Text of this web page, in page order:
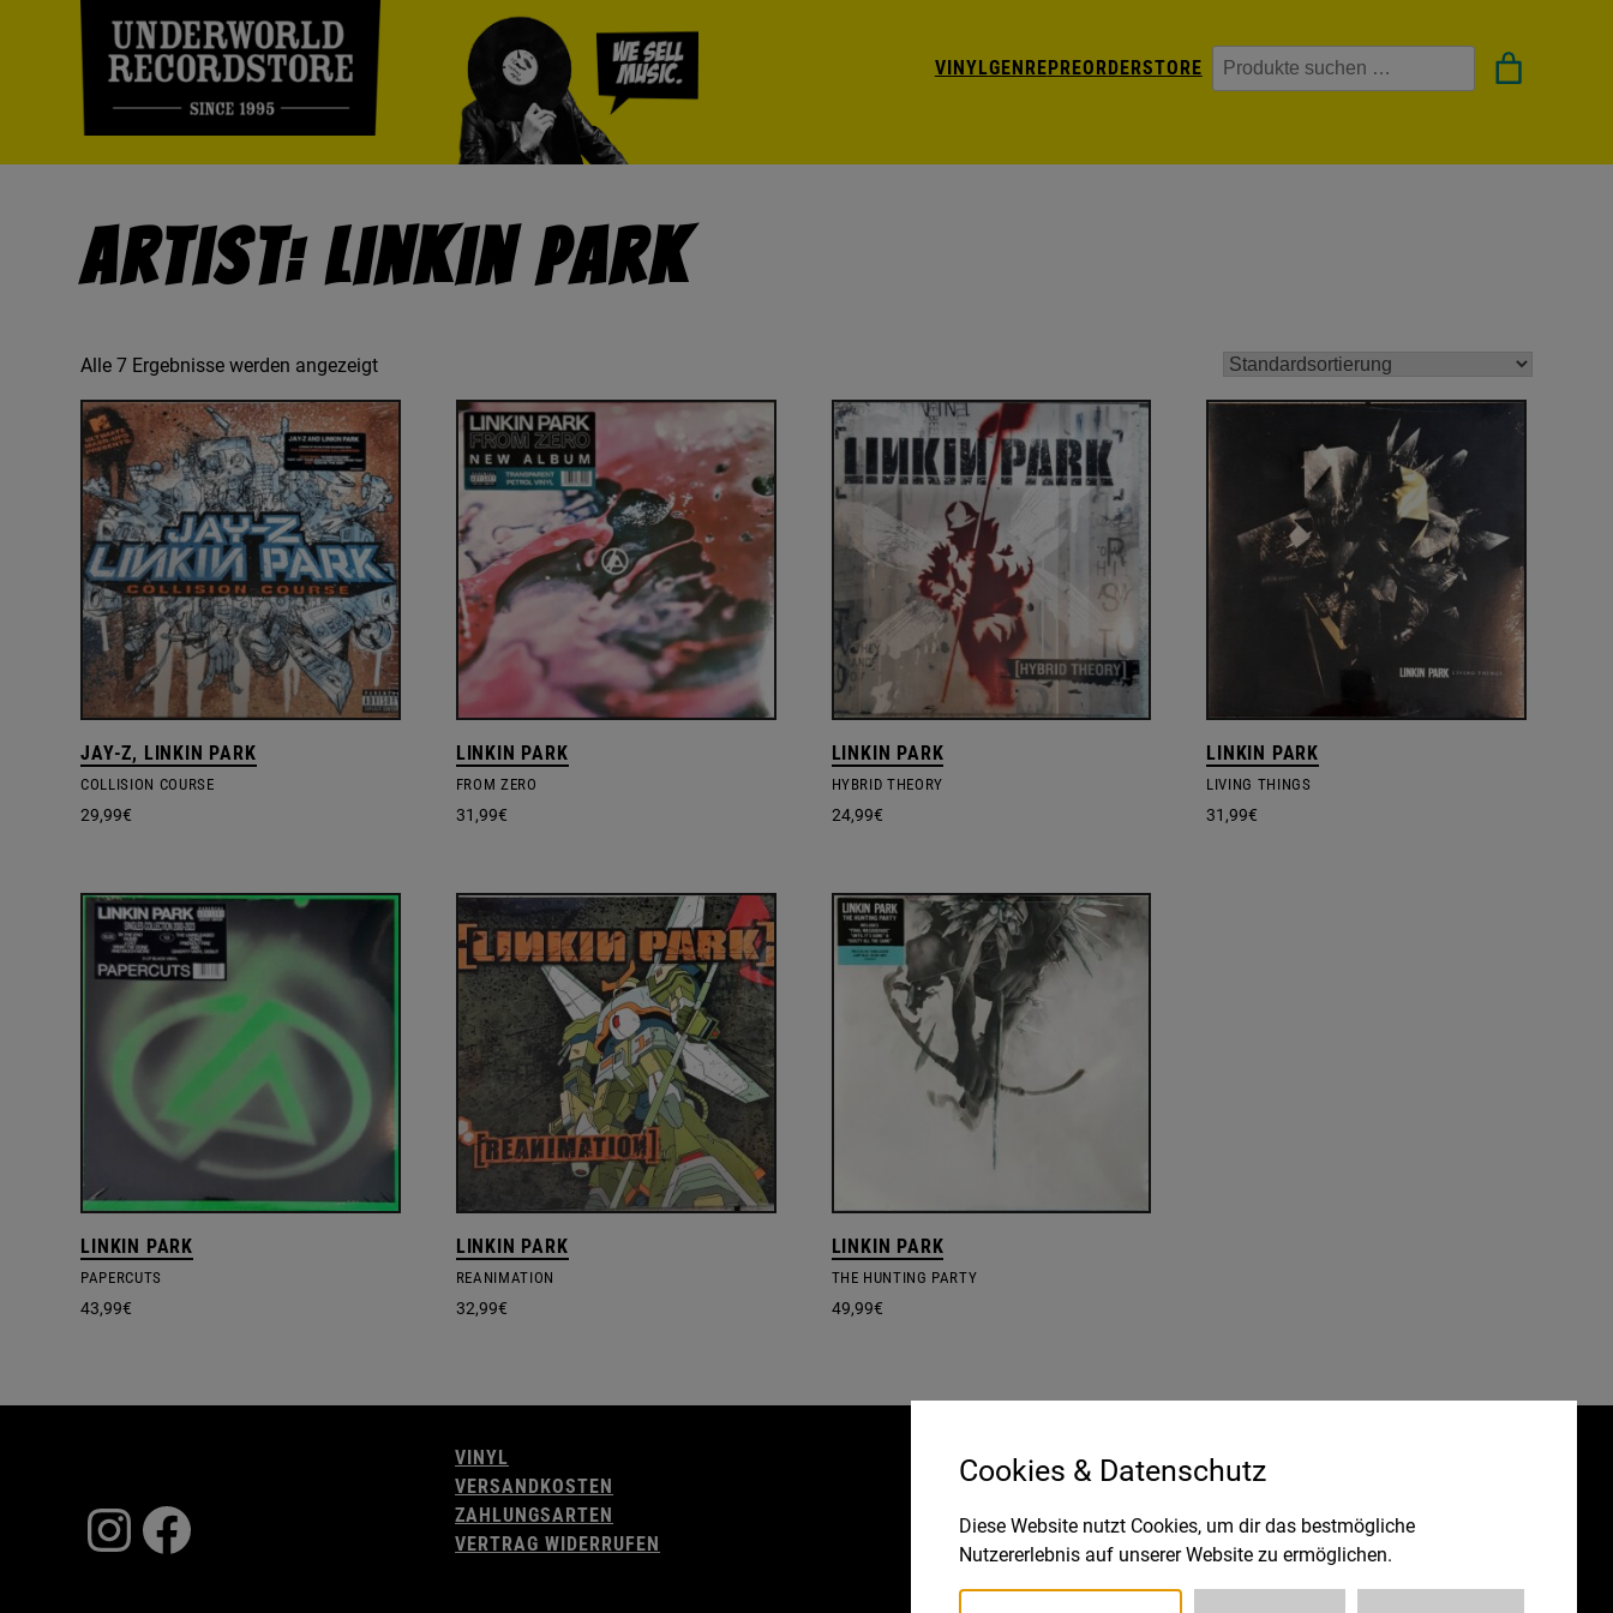
VINYLGENREPREORDERSTORE Suchen
Artist: Linkin Park
Alle 7 Ergebnisse werden angezeigt
JAY-Z, LINKIN PARK
COLLISION COURSE
29,99€
LINKIN PARK
FROM ZERO
31,99€
LINKIN PARK
HYBRID THEORY
24,99€
LINKIN PARK
LIVING THINGS
31,99€
LINKIN PARK
PAPERCUTS
43,99€
LINKIN PARK
REANIMATION
32,99€
LINKIN PARK
THE HUNTING PARTY
49,99€
Instagram
Facebook
VINYL
VERSANDKOSTEN
ZAHLUNGSARTEN
VERTRAG WIDERRUFEN
WIDERRUFSBELEHRUNG
IMPRESSUM
DATENSCHUTZ
Cookies & Datenschutz
Diese Website nutzt Cookies, um dir das bestmögliche
Nutzererlebnis auf unserer Website zu ermöglichen.